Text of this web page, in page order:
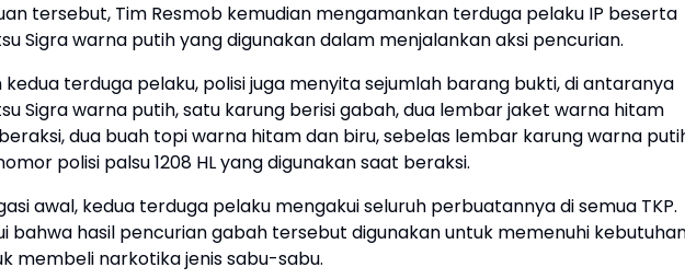
tersebut, Tim Resmob kemudian mengamankan terduga pelaku IP beserta
Sigra warna putih yang digunakan dalam menjalankan aksi pencurian.
terduga pelaku, polisi juga menyita sejumlah barang bukti, di antaranya
Sigra warna putih, satu karung berisi gabah, dua lembar jaket warna hitam
dua buah topi warna hitam dan biru, sebelas lembar karung warna
polisi palsu 1208 HL yang digunakan saat beraksi.
awal, kedua terduga pelaku mengakui seluruh perbuatannya di semua TKP.
bahwa hasil pencurian gabah tersebut digunakan untuk memenuhi
membeli narkotika jenis sabu-sabu.